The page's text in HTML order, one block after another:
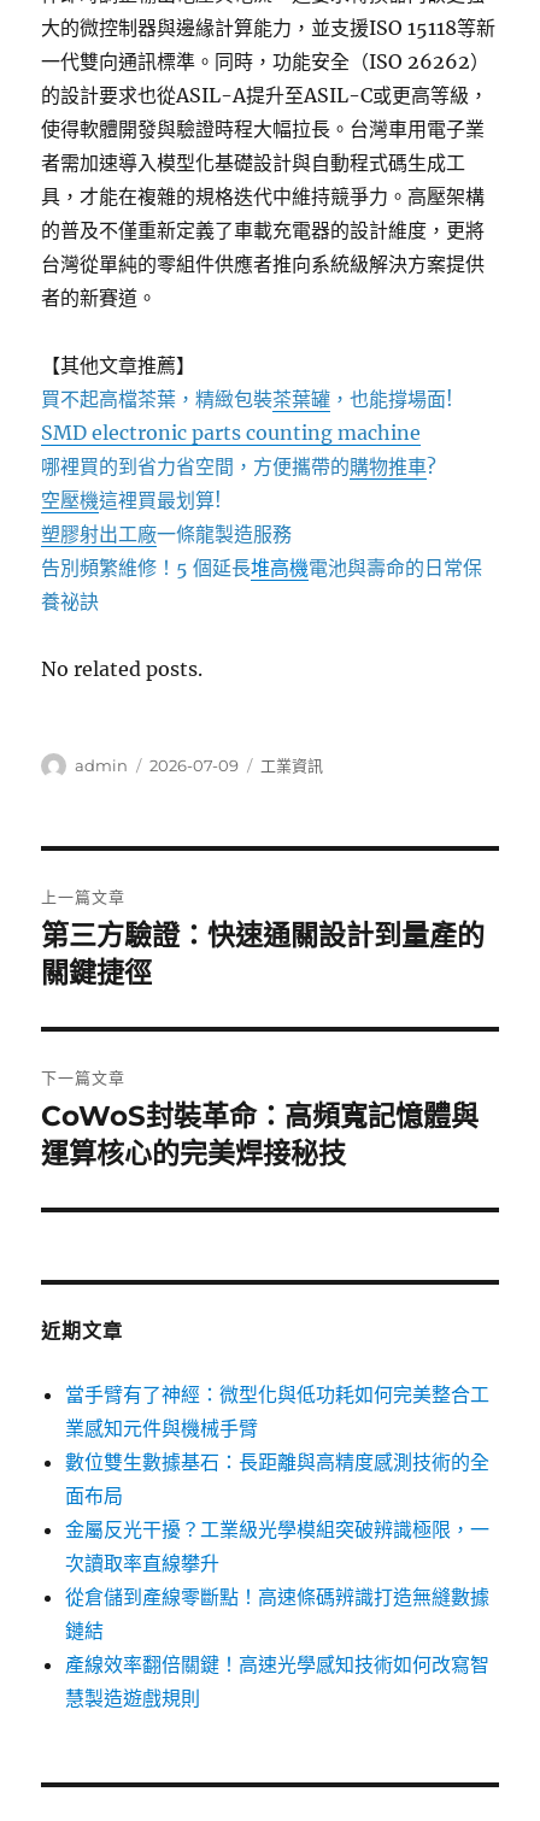
大的微控制器與邊緣計算能力，並支援ISO 15118等新
一代雙向通訊標準。同時，功能安全（ISO 26262）
的設計要求也從ASIL-A提升至ASIL-C或更高等級，
使得軟體開發與驗證時程大幅拉長。台灣車用電子業
者需加速導入模型化基礎設計與自動程式碼生成工
具，才能在複雜的規格迭代中維持競爭力。高壓架構
的普及不僅重新定義了車載充電器的設計維度，更將
台灣從單純的零組件供應者推向系統級解決方案提供
者的新賽道。
【其他文章推薦】
買不起高檔茶葉，精緻包裝茶葉罐 ，也能撐場面!
SMD electronic parts counting machine
哪裡買的到省力省空間，方便攜帶的購物推車?
空壓機這裡買最划算!
塑膠射出工廠一條龍製造服務
告別頻繁維修！5 個延長堆高機電池與壽命的日常保
養祕訣
No related posts.
作
admin
發
2026-07-09
分
工業資訊
章
導
覽
上一篇文章
上
一
文
章:
第三方驗證：快速通關設計到量產的
關鍵捷徑
下一篇文章
下
一
文
CoWoS封裝革命：高頻寬記憶體與
運算核心的完美焊接秘技
近期文章
當手臂有了神經：微型化與低功耗如何完美整合工
業感知元件與機械手臂
數位雙生數據基石：長距離與高精度感測技術的全
面布局
金屬反光干擾？工業級光學模組突破辨識極限，一
次讀取率直線攀升
從倉儲到產線零斷點！高速條碼辨識打造無縫數據
鏈結
產線效率翻倍關鍵！高速光學感知技術如何改寫智
慧製造遊戲規則